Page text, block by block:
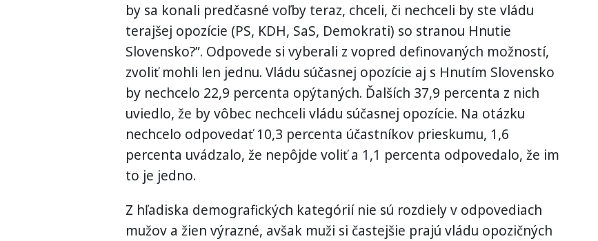
by sa konali predčasné voľby teraz, chceli, či nechceli by ste vládu
terajšej opozície (PS, KDH, SaS, Demokrati) so stranou Hnutie
Slovensko?”. Odpovede si vyberali z vopred definovaných možností,
zvoliť mohli len jednu. Vládu súčasnej opozície aj s Hnutím Slovensko
by nechcelo 22,9 percenta opýtaných. Ďalších 37,9 percenta z nich
uviedlo, že by vôbec nechceli vládu súčasnej opozície. Na otázku
nechcelo odpovedať 10,3 percenta účastníkov prieskumu, 1,6
percenta uvádzalo, že nepôjde voliť a 1,1 percenta odpovedalo, že im
to je jedno.
Z hľadiska demografických kategórií nie sú rozdiely v odpovediach
mužov a žien výrazné, avšak muži si častejšie prajú vládu opozičných